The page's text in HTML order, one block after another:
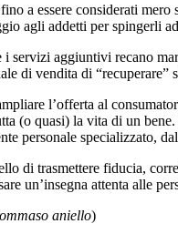
a essere considerati mero
agli addetti per spingerli
servizi aggiuntivi recano
di vendita di “recuperare”
l’offerta al
(o quasi) la vita di un
personale specializzato,
di trasmettere fiducia,
un’insegna attenta alle
aniello)